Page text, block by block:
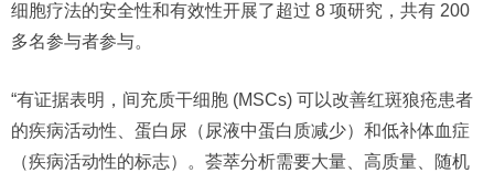
细胞疗法的安全性和有效性开展了超过 8 项研究，共有 200
多名参与者参与。
“有证据表明，间充质干细胞 (MSCs) 可以改善红斑狼疮患者
的疾病活动性、蛋白尿（尿液中蛋白质减少）和低补体血症
（疾病活动性的标志）。荟萃分析需要大量、高质量、随机